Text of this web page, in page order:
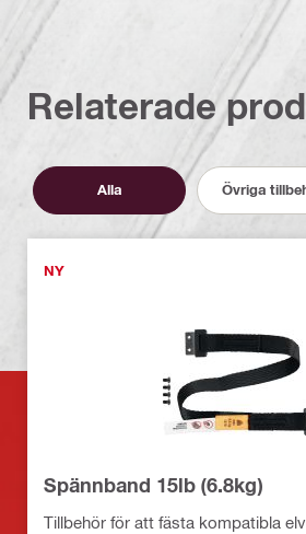
Relaterade
Alla Övriga
NY
Spännband 15lb (6.8kg)
Tillbehör för att fästa kompatibla